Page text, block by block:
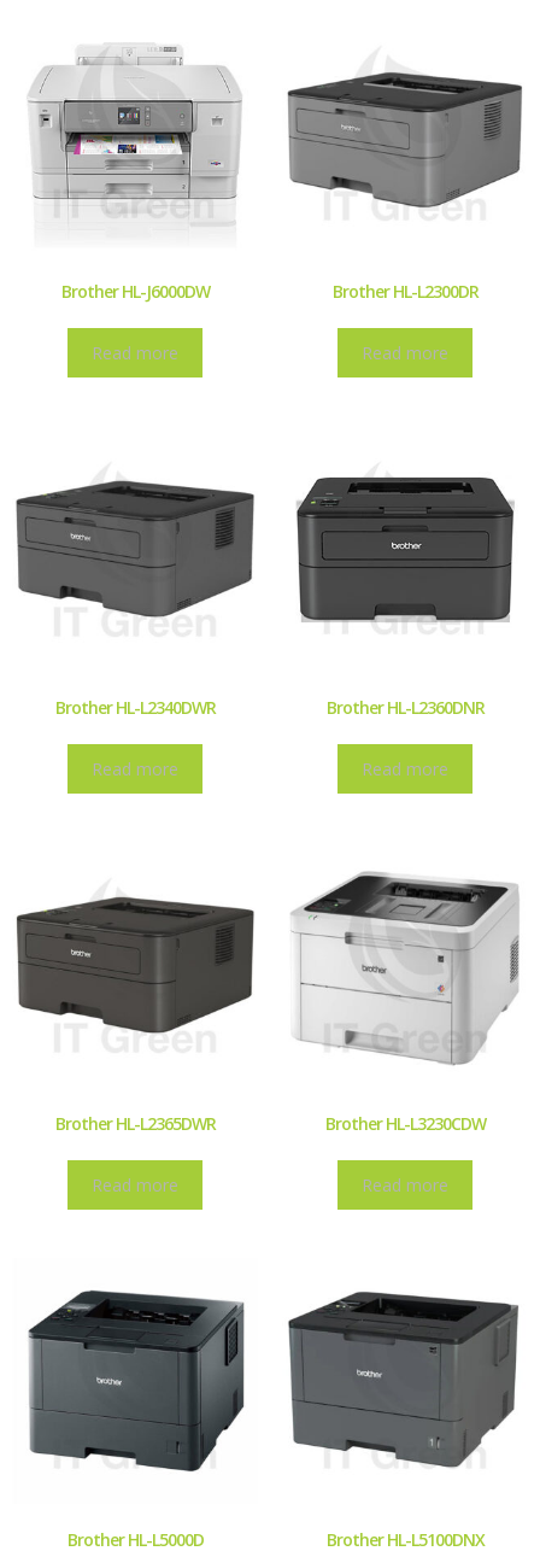
Brother HL-J6000DW
Read more
Brother HL-L2300DR
Read more
Brother HL-L2340DWR
Read more
Brother HL-L2360DNR
Read more
Brother HL-L2365DWR
Read more
Brother HL-L3230CDW
Read more
Brother HL-L5000D Brother HL-L5100DNX